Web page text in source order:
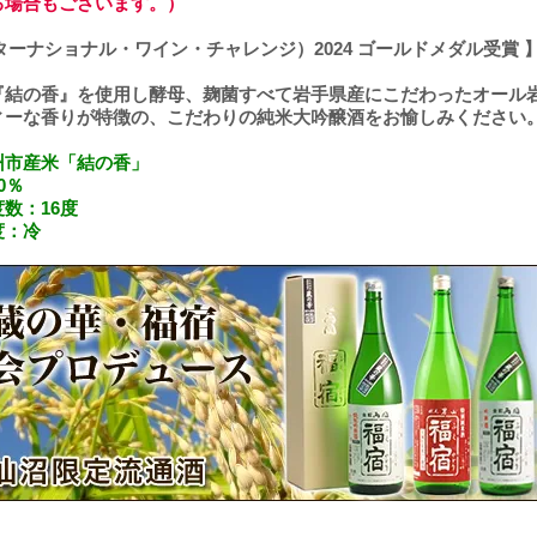
ーナショナル・ワイン・チャレンジ）2024 ゴールドメダル受賞
の香』を使用し酵母、麹菌すべて岩手県産にこだわったオール
な香りが特徴の、こだわりの純米大吟醸酒をお愉しみください
産米「結の香」
％
：16度
冷